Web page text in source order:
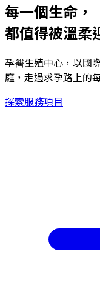
每一個生命，
都值得被溫柔
孕醫生殖中心，以國
庭，走過求孕路上的
探索服務項目